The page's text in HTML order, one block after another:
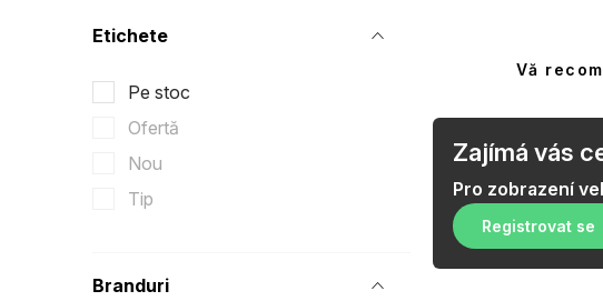
B
r
t
Etichete
Pe stoc
Ofertă
Nou
Tip
Branduri
S
e
l
e
c
t
Vă
L
t
Zajímá vás
Pro zobrazení
Registrovat se